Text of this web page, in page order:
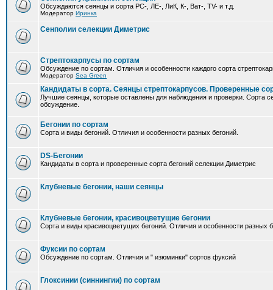
Обсуждаются сеянцы и сорта РС-, ЛЕ-, ЛиК, К-, Ват-, TV- и т.д.
Модератор Иринка
Сенполии селекции Диметрис
Стрептокарпусы по сортам
Обсуждение по сортам. Отличия и особенности каждого сорта
Модератор Sea Green
Кандидаты в сорта. Сеянцы стрептокарпусов. Проверенные
Лучшие сеянцы, которые оставлены для наблюдения и проверки. Сорта
обсуждение.
Бегонии по сортам
Сорта и виды бегоний. Отличия и особенности разных бегоний.
DS-Бегонии
Кандидаты в сорта и проверенные сорта бегоний селекции Диметрис
Клубневые бегонии, наши сеянцы
Клубневые бегонии, красивоцветущие бегонии
Сорта и виды красивоцветущих бегоний. Отличия и особенности разных
Фуксии по сортам
Обсуждение по сортам. Отличия и " изюминки" сортов фуксий
Глоксинии (синнингии) по сортам